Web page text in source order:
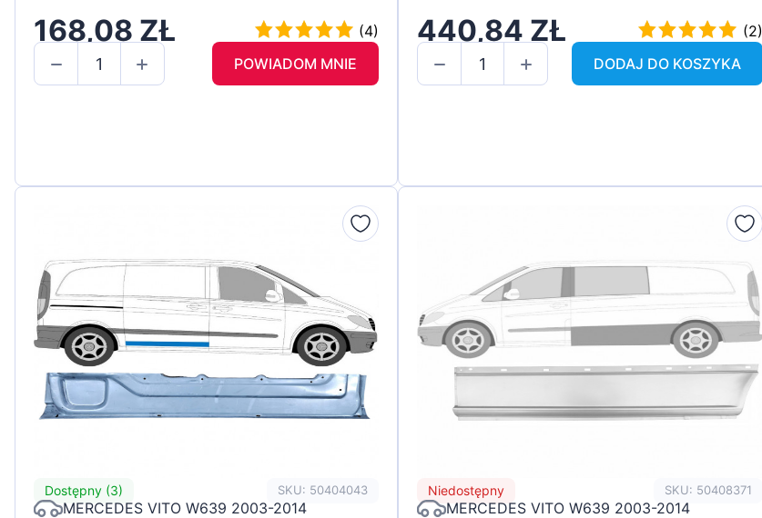
168,08 ZŁ
(4)
POWIADOM MNIE
440,84 ZŁ
(2)
DODAJ DO KOSZYKA
Dostępny (3) SKU: 50404043
MERCEDES VITO W639 2003-2014
Niedostępny SKU: 50408371
MERCEDES VITO W639 2003-2014